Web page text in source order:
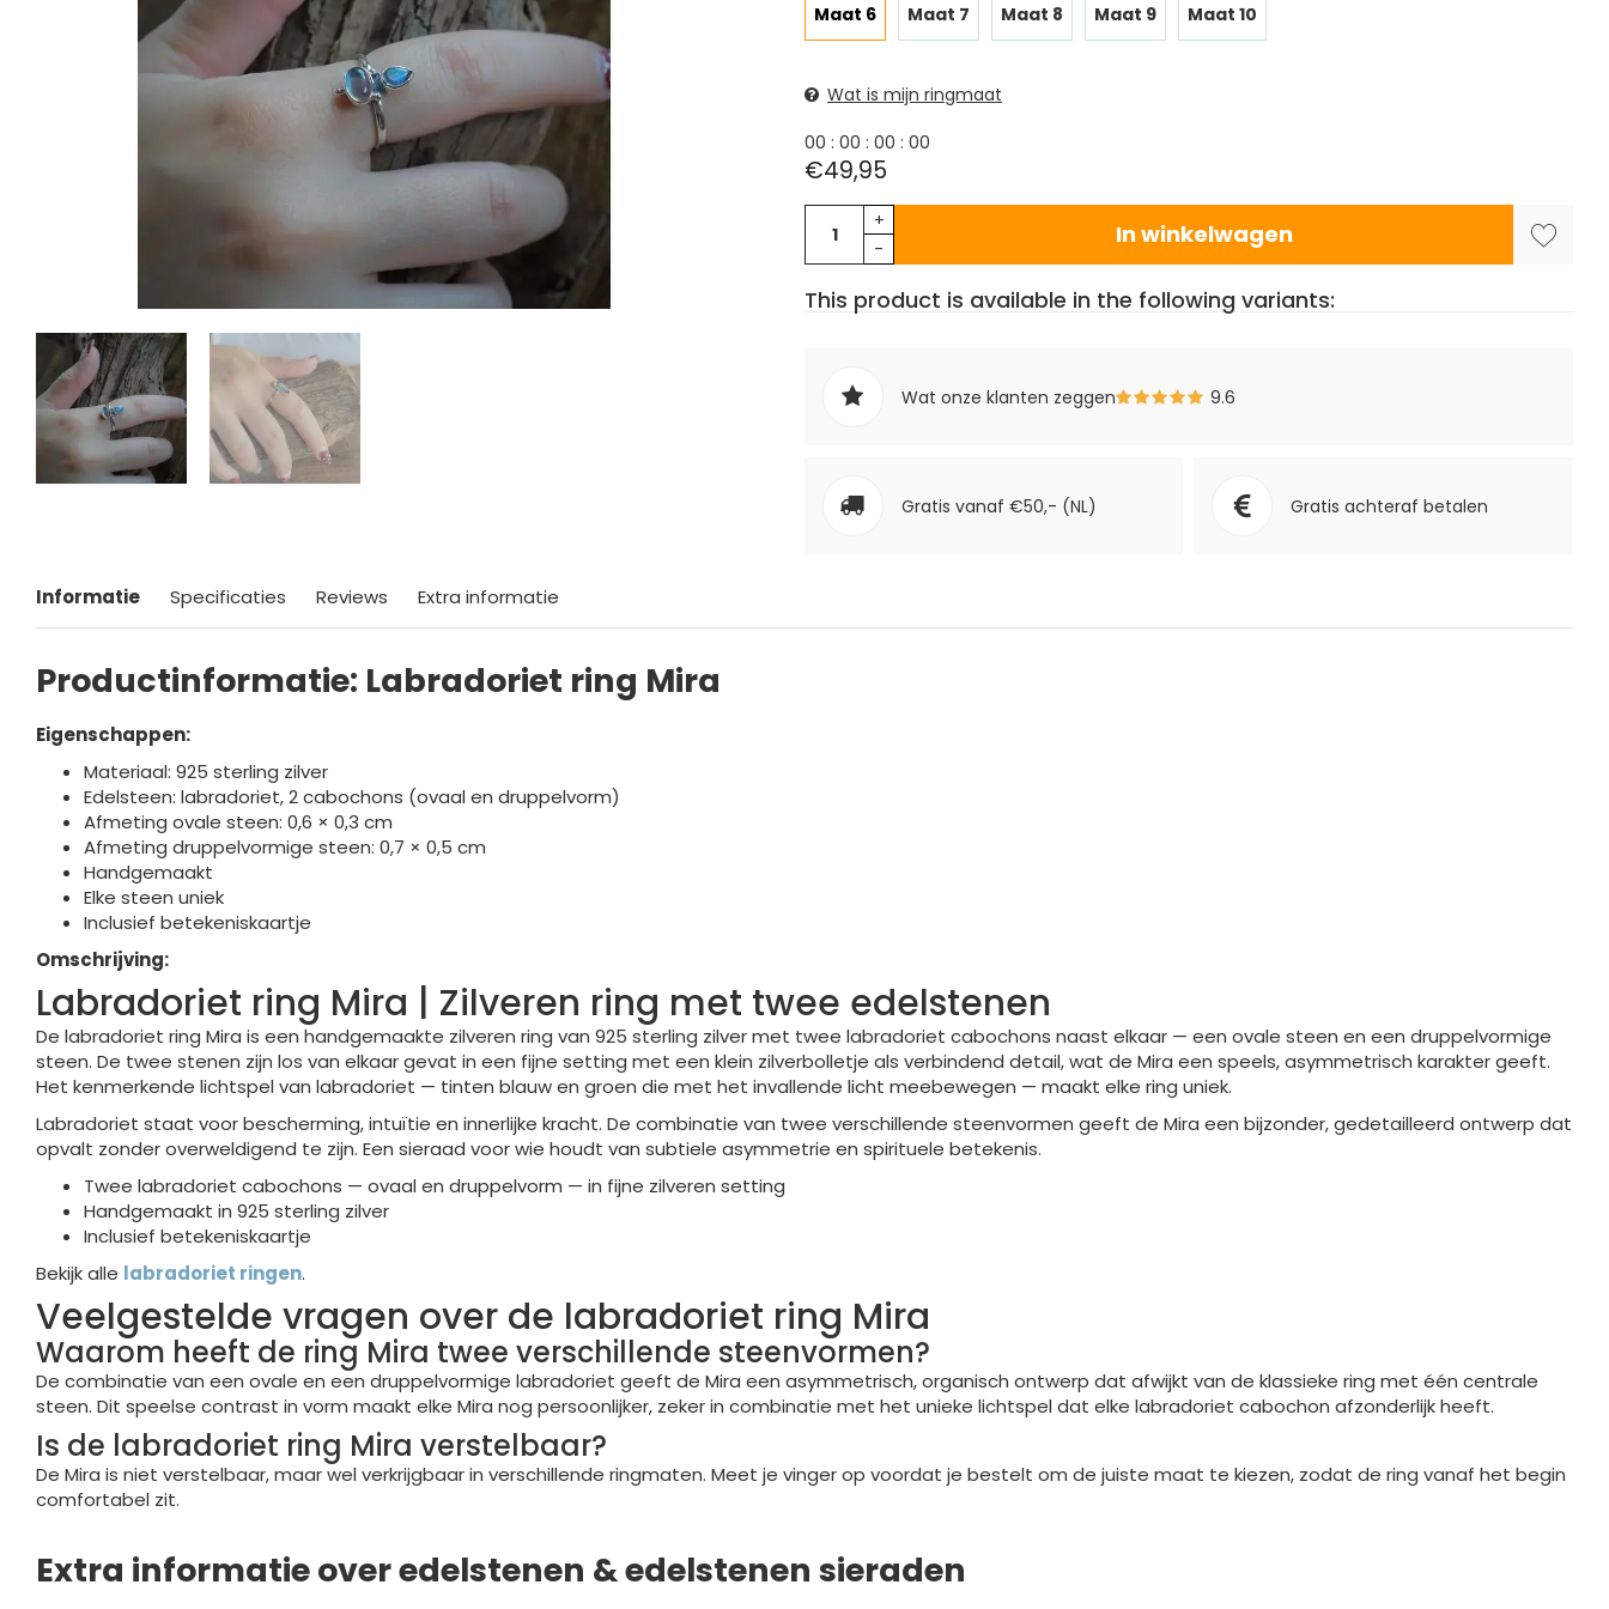
Maat 6 Maat 7 Maat 8 Maat 9 Maat 10
Wat is mijn ringmaat
00 : 00 : 00 : 00
€49,95
+
-
In winkelwagen
This product is available in the following variants:
Wat onze klanten zeggen 9.6
Gratis vanaf €50,- (NL) Gratis achteraf betalen
Informatie Specificaties Reviews Extra informatie
Productinformatie: Labradoriet ring Mira
Eigenschappen:
Materiaal: 925 sterling zilver
Edelsteen: labradoriet, 2 cabochons (ovaal en druppelvorm)
Afmeting ovale steen: 0,6 × 0,3 cm
Afmeting druppelvormige steen: 0,7 × 0,5 cm
Handgemaakt
Elke steen uniek
Inclusief betekeniskaartje
Omschrijving:
Labradoriet ring Mira | Zilveren ring met twee edelstenen
De labradoriet ring Mira is een handgemaakte zilveren ring van 925 sterling zilver met twee labradoriet cabochons naast elkaar — een ovale steen en een druppelvormige
steen. De twee stenen zijn los van elkaar gevat in een fijne setting met een klein zilverbolletje als verbindend detail, wat de Mira een speels, asymmetrisch karakter geeft.
Het kenmerkende lichtspel van labradoriet — tinten blauw en groen die met het invallende licht meebewegen — maakt elke ring uniek.
Labradoriet staat voor bescherming, intuïtie en innerlijke kracht. De combinatie van twee verschillende steenvormen geeft de Mira een bijzonder, gedetailleerd ontwerp dat
opvalt zonder overweldigend te zijn. Een sieraad voor wie houdt van subtiele asymmetrie en spirituele betekenis.
Twee labradoriet cabochons — ovaal en druppelvorm — in fijne zilveren setting
Handgemaakt in 925 sterling zilver
Inclusief betekeniskaartje
Bekijk alle labradoriet ringen.
Veelgestelde vragen over de labradoriet ring Mira
Waarom heeft de ring Mira twee verschillende steenvormen?
De combinatie van een ovale en een druppelvormige labradoriet geeft de Mira een asymmetrisch, organisch ontwerp dat afwijkt van de klassieke ring met één centrale
steen. Dit speelse contrast in vorm maakt elke Mira nog persoonlijker, zeker in combinatie met het unieke lichtspel dat elke labradoriet cabochon afzonderlijk heeft.
Is de labradoriet ring Mira verstelbaar?
De Mira is niet verstelbaar, maar wel verkrijgbaar in verschillende ringmaten. Meet je vinger op voordat je bestelt om de juiste maat te kiezen, zodat de ring vanaf het begin
comfortabel zit.
Extra informatie over edelstenen & edelstenen sieraden